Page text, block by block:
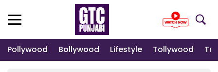
Pollywood Bollywood Lifestyle Tollywood